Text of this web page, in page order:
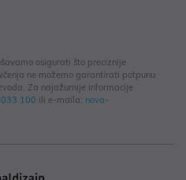
osigurati što preciznije
ne možemo garantirati potpunu
Za najažurnije informacije
100 ili e-maila: nova-